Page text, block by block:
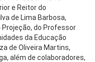
e Reitor do
de Lima Barbosa,
Projeção, do Professor
da Educação
de Oliveira Martins,
além de colaboradores,